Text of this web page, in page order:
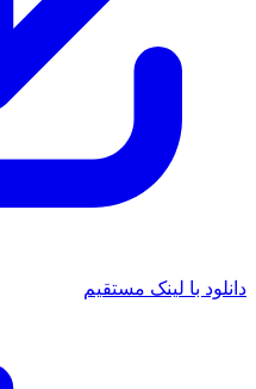
دانلود با لینک مستقیم